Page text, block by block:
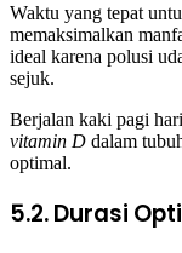
Waktu yang tepat
memaksimalkan
ideal karena polusi
sejuk.
Berjalan kaki pagi
vitamin D dalam
optimal.
5.2. Durasi